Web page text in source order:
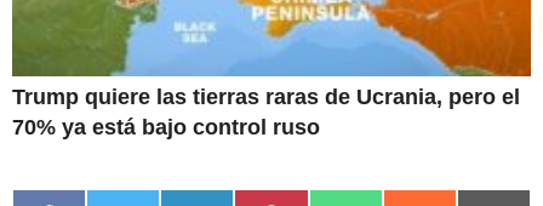
Trump quiere las tierras raras de Ucrania, pero el
70% ya está bajo control ruso